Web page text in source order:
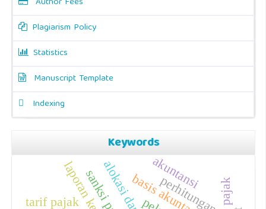
Plagiarism Policy
Statistics
Manuscript Template
Indexing
Keywords
perhitungan
basis akuntansi
tarif pajak
akuntansi